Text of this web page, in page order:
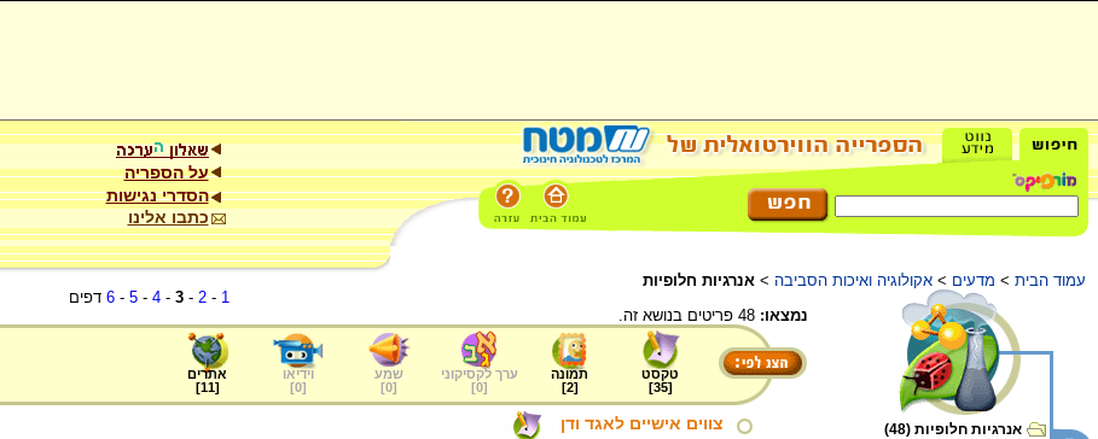
על הספריה
הסדרי נגישות
כתבו אלינו
עמוד הבית > מדעים > אקולוגיה ואיכות הסביבה > אנרגיות חלופיות
אנרגיות חלופיות (48)
1
-
2
-
3
-
4
-
5
-
6 דפים
נמצאו:
טקסט
[
35
]
תמונה
[
2
]
ערך לקסיקוני
[
0
]
שמע
[
0
]
וידיאו
[
0
]
אתרים
[
11
]
צווים אישיים לאגד ודן